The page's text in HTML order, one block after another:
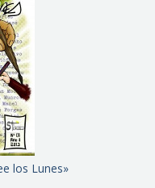
los Lunes»